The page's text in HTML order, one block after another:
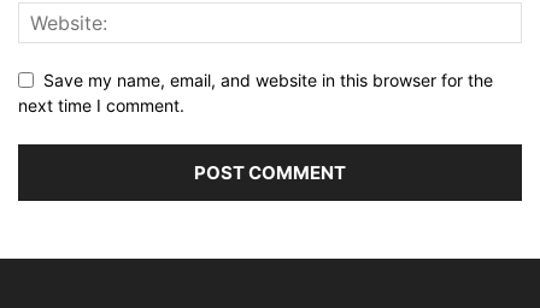
Save my name, email, and website in this browser for the
next time I comment.